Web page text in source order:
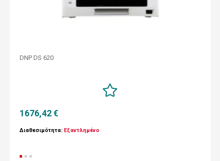
DNP DS 620
1676,42 €
Διαθεσιμότητα: Εξαντλημένο